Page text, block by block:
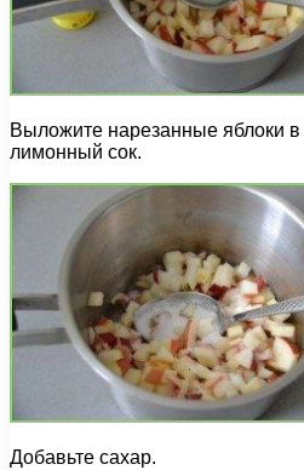
Выложите нарезанные яблоки в
лимонный сок.
Добавьте сахар.